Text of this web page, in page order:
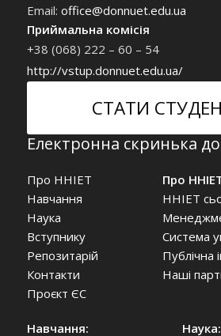
Email: office@donnuet.edu.ua
Приймальна комісія
+38 (068) 222 – 60 – 54
http://vstup.donnuet.edu.ua/
СТАТИ
Електронна скринька
Про ННІЕТ
Навчання
Наука
Вступнику
Репозитарій
Контакти
Проєкт ЄС
Про
ННІЕТ
Система
Публічна
Наші
Навчання:
Наука: